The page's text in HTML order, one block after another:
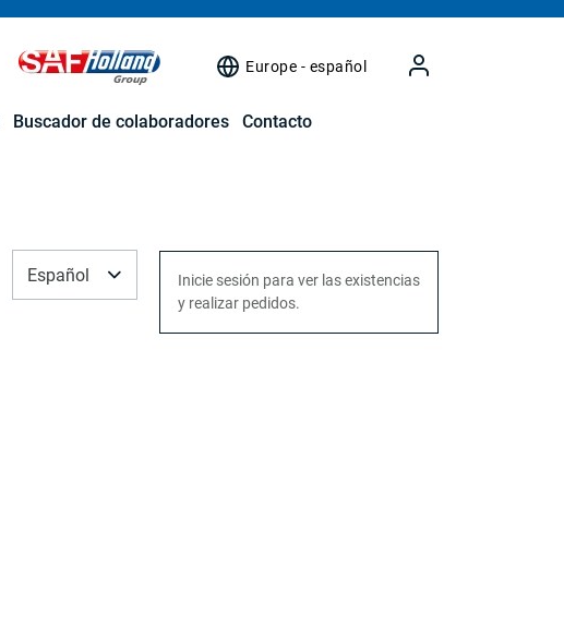
Europe - español
Buscador de colaboradores Contacto
Español
Inicie sesión para ver las existencias
y realizar pedidos.